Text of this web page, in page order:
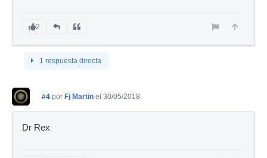
2
1 respuesta directa
#4 por Fj Martin el 30/05/2018
Dr Rex